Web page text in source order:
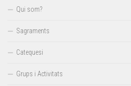
Qui som?
Sagraments
Catequesi
Grups i Activitats